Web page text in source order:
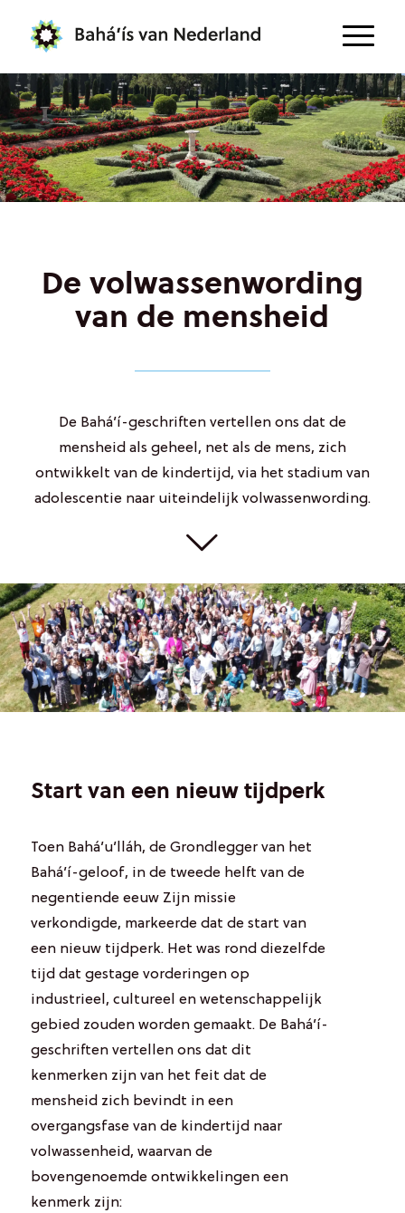
De volwassenwording
van de mensheid
De Bahá’í-geschriften vertellen ons dat de
mensheid als geheel, net als de mens, zich
ontwikkelt van de kindertijd, via het stadium van
adolescentie naar uiteindelijk volwassenwording.
Start van een nieuw tijdperk
Toen Bahá’u’lláh, de Grondlegger van het
Bahá’í-geloof, in de tweede helft van de
negentiende eeuw Zijn missie
verkondigde, markeerde dat de start van
een nieuw tijdperk. Het was rond diezelfde
tijd dat gestage vorderingen op
industrieel, cultureel en wetenschappelijk
gebied zouden worden gemaakt. De Bahá’í-
geschriften vertellen ons dat dit
kenmerken zijn van het feit dat de
mensheid zich bevindt in een
overgangsfase van de kindertijd naar
volwassenheid, waarvan de
bovengenoemde ontwikkelingen een
kenmerk zijn: